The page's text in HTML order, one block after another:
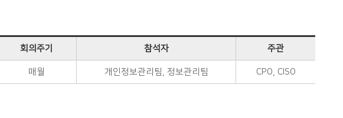
회의주기 참석자 주관
매월 개인정보관리팀, 정보관리팀 CPO, CISO